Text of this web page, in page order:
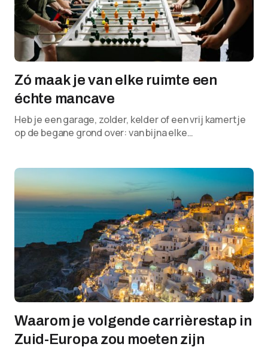
Zó maak je van elke ruimte een
échte mancave
Heb je een garage, zolder, kelder of een vrij kamertje
op de begane grond over: van bijna elke…
Waarom je volgende carrièrestap in
Zuid-Europa zou moeten zijn